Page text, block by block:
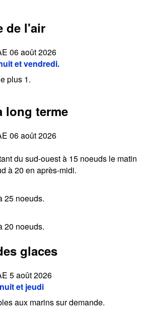
de l'air
06 août 2026
et vendredi.
plus 1.
long terme
06 août 2026
du sud-ouest à 15 noeuds le matin
à 20 en après-midi.
25 noeuds.
20 noeuds.
glaces
5 août 2026
et jeudi
aux marins sur demande.